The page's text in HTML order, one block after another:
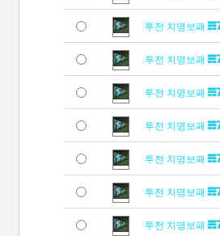
투전 치명보패
투전 치명보패
투전 치명보패
투전 치명보패
투전 치명보패
투전 치명보패
투전 치명보패